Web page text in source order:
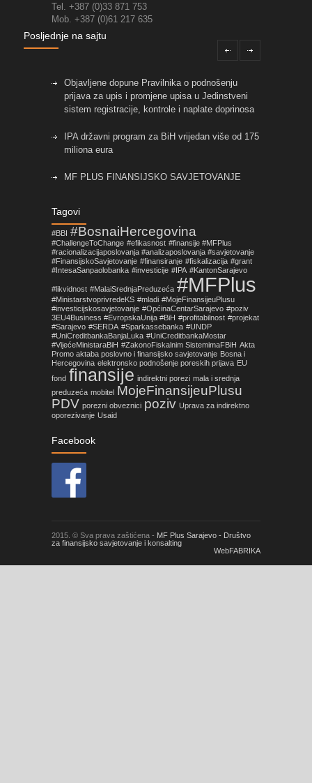
Tel. +387 (0)33 871 753
Mob. +387 (0)61 217 635
Posljednje na sajtu
Objavljene dopune Pravilnika o podnošenju
prijava za upis i promjene upisa u Jedinstveni
sistem registracije, kontrole i naplate doprinosa
IPA državni program za BiH vrijedan više od 175
miliona eura
MF PLUS FINANSIJSKO SAVJETOVANJE
primjenu Zakona o fiskalnim sistemima u FBiH!
Nova prilika za mala i srednja preduzeća sa
područja Općine Centar Sarajevo
Tagovi
#BBI #BosnaiHercegovina
#ChallengeToChange #efikasnost #finansije #MFPlus
#racionalizacijaposlovanja #analizaposlovanja #savjetovanje
#FinansijskoSavjetovanje #finansiranje #fiskalizacija #grant
#IntesaSanpaolobanka #investicije #IPA #KantonSarajevo
#likvidnost #MalaiSrednjaPreduzeća #MFPlus
#MinistarstvoprivredeKS #mladi #MojeFinansijeuPlusu
#investicijskosavjetovanje #OpćinaCentarSarajevo #poziv
3EU4Business #EvropskaUnija #BiH #profitabilnost #projekat
#Sarajevo #SERDA #Sparkassebanka #UNDP
#UniCreditbankaBanjaLuka #UniCreditbankaMostar
#VijećeMinistaraBiH #ZakonoFiskalnim SistemimaFBiH Akta
Promo aktaba poslovno i finansijsko savjetovanje Bosna i
Hercegovina elektronsko podnošenje poreskih prijava EU
fond finansije indirektni porezi mala i srednja
preduzeća mobitel MojeFinansijeuPlusu
PDV porezni obveznici poziv Uprava za indirektno
oporezivanje Usaid
Facebook
2015. © Sva prava zaštićena - MF Plus Sarajevo - Društvo
za finansijsko savjetovanje i konsalting
WebFABRIKA